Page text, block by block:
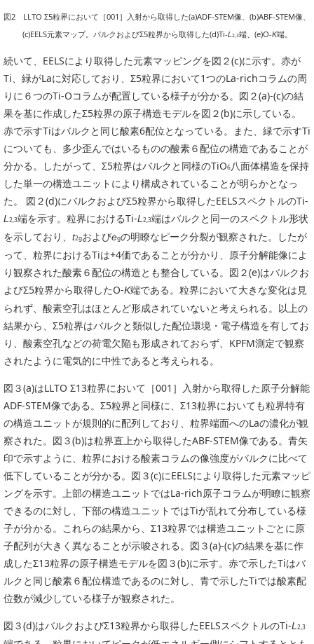
図2 LLTO Σ5粒界において［001］入射から取得した(a)ADF-STEM像、(b)ABF-STEM像、
(c)EELS元素マップ。バルクおよびΣ5粒界から取得した(d)Ti-L2,3端、(e)O-K端。
続いて、EELSにより取得した元素マッピングを図２(c)に示す。赤が
Ti、緑がLaに対応しており、Σ5粒界において1つのLa-richコラムの周
りに６つのTi-Oコラムが配置している様子が分かる。図２(a)-(c)の結
果を基に作成したΣ5粒界の原子構造モデルを図２(b)に示している。
赤で示すTiはバルクと同じ酸素6配位となっている。また、緑で示すTi
についても、多少歪んではいるものの酸素６配位の構造であることが
分かる。したがって、Σ5粒界はバルクと同様のTiO6八面体構造を保持
した単一の構造ユニットにより構成されていることが明らかとなっ
た。 図２(d)にバルクおよびΣ5粒界から取得したEELSスペクトルのTi-
L2,3端を示す。粒界におけるTi-L2,3端はバルクと同一のスペクトル形状
を示しており、 t2gおよびegの明瞭なピーク分裂が観察された。したが
って、粒界におけるTiは+4価であることが分かり、原子分解能像によ
り観察された酸素６配位の構造とも整合している。図２(e)はバルクお
よびΣ5粒界から取得したO-K端である。粒界において大きな変化は見
られず、酸素空孔はほとんど形成されていないと考えられる。以上の
結果から、Σ5粒界はバルクと類似した配位環境・電子構造を有してお
り、酸素空孔などの荷電欠陥も形成されておらず、KPFM測定で観察
されたように電気的に中性であると考えられる。
図３(a)はLLTO Σ13粒界において［001］入射から取得した原子分解能
ADF-STEM像である。Σ5粒界と同様に、Σ13粒界においても粒界特有
の構造ユニットが規則的に配列しており、粒界端面へのLaの濃化が観
察された。図３(b)は粒界直上から取得したABF-STEM像である。青矢
印で示すように、粒界における酸素コラムの像強度がバルクに比べて
低下していることが分かる。図３(c)にEELSにより取得した元素マッピ
ングを示す。上部の構造ユニットではLa-rich原子コラムが明瞭に観察
できるのに対し、下部の構造ユニットではTiが乱れて分布している様
子が分かる。これらの結果から、Σ13粒界では構造ユニットごとに原
子配列が大きく異なることが示唆される。図３(a)-(c)の結果を基に作
成したΣ13粒界の原子構造モデルを図３(b)に示す。赤で示したTiはバ
ルクと同じ酸素６配位構造であるのに対し、青で示したTiでは酸素配
位数が減少している様子が観察された。
図３(d)はバルクおよびΣ13粒界から取得したEELSスペクトルのTi-L2,3